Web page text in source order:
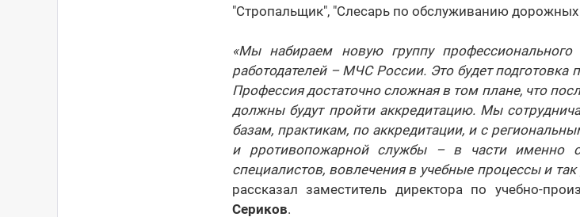
"Стропальщик", "Слесарь по обслуживанию
«Мы набираем новую группу
работодателей – МЧС России. Это будет подготовка
Профессия достаточно сложная в том плане, что
должны будут пройти аккредитацию. Мы
базам, практикам, по аккредитации, и с
и рротивопожарной службы – в части именно
специалистов, вовлечения в учебные процессы и
рассказал заместитель директора по учебно-
Сериков.